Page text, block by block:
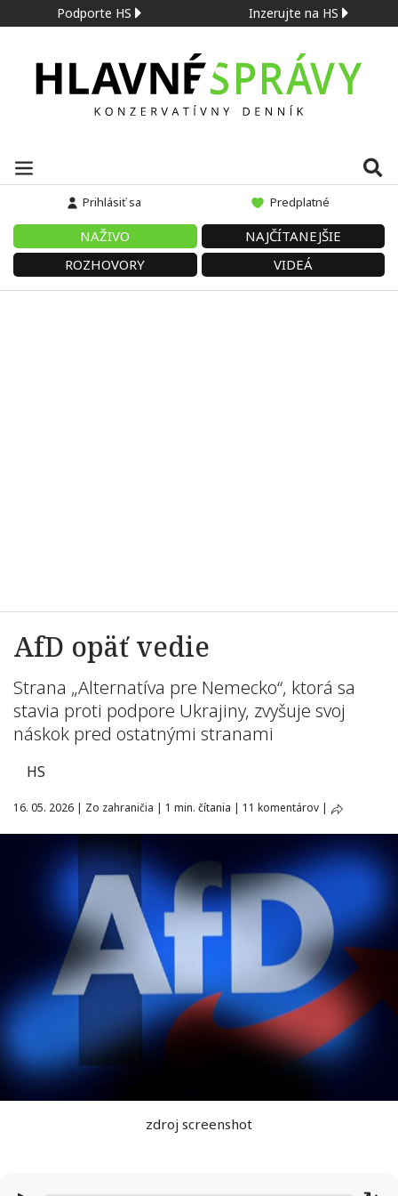
Podporte HS Inzerujte na HS
Prihlásiť sa Predplatné
NAŽIVO
NAJČÍTANEJŠIE
ROZHOVORY
VIDEÁ
AfD opäť vedie
Strana „Alternatíva pre Nemecko“, ktorá sa
stavia proti podpore Ukrajiny, zvyšuje svoj
náskok pred ostatnými stranami
HS
16. 05. 2026 | Zo zahraničia | 1 min. čítania | 11 komentárov |
zdroj screenshot